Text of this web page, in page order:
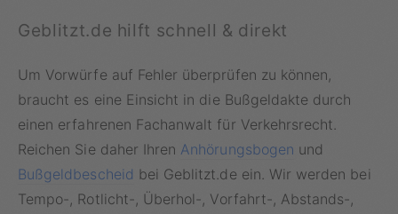
Geblitzt.de hilft schnell & direkt
Um Vorwürfe auf Fehler überprüfen zu können,
braucht es eine Einsicht in die Bußgeldakte durch
einen erfahrenen Fachanwalt für Verkehrsrecht.
Reichen Sie daher Ihren Anhörungsbogen und
Bußgeldbescheid bei Geblitzt.de ein. Wir werden bei
Tempo-, Rotlicht-, Überhol-, Vorfahrt-, Abstands-,